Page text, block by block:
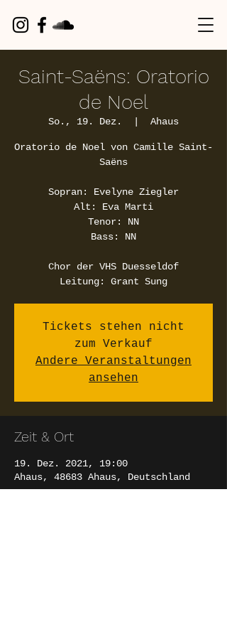
Saint-Saëns: Oratorio
de Noel
So., 19. Dez. Ahaus
Oratorio de Noel von Camille Saint-
Saëns
Sopran: Evelyne Ziegler
Alt: Eva Marti
Tenor: NN
Bass: NN
Chor der VHS Duesseldof
Leitung: Grant Sung
Tickets stehen nicht
zum Verkauf
Andere Veranstaltungen
ansehen
Zeit & Ort
19. Dez. 2021, 19:00
Ahaus, 48683 Ahaus, Deutschland